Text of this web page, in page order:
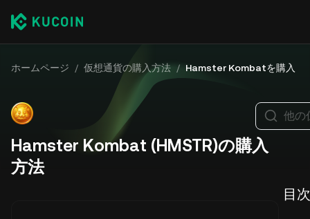
ホームページ / 仮想通貨の購入方法 / Hamster Kombatを購入
Hamster Kombat (HMSTR)の購入
方法
他の
目次